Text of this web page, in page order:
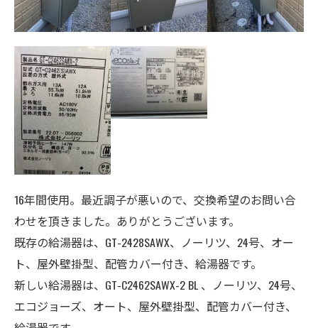
16年間使用。最近調子が悪いので、交換希望のお問い合
わせを頂きました。ありがとうございます。
既存の給湯器は、GT-2428SAWX、ノーリツ、24号、オー
ト、屋外壁掛型、配管カバー付き、給湯器です。
新しい給湯器は、GT-C2462SAWX-2 BL 、ノーリツ、24号、
エコジョーズ、オート、 屋外壁掛型、配管カバー付き、